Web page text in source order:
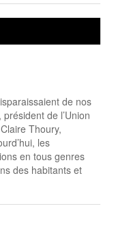
de nos
de l’Union
Thoury,
les
en tous genres
des habitants et